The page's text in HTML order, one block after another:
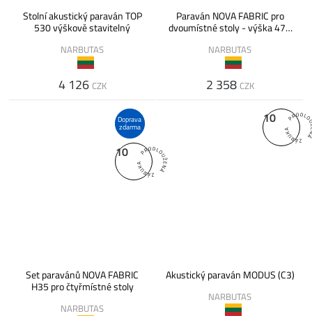
Stolní akustický paraván TOP
530 výškově stavitelný
NARBUTAS
4 126 CZK
Paraván NOVA FABRIC pro
dvoumístné stoly - výška 475
NARBUTAS
2 358 CZK
Doprava
zdarma
10
Set paravánů NOVA FABRIC
H35 pro čtyřmístné stoly
NARBUTAS
10
Akustický paraván MODUS (C3)
NARBUTAS